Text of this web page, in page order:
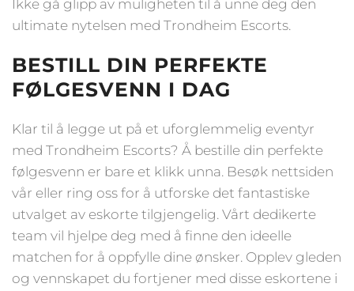
Ikke gå glipp av muligheten til å unne deg den
ultimate nytelsen med Trondheim Escorts.
BESTILL DIN PERFEKTE
FØLGESVENN I DAG
Klar til å legge ut på et uforglemmelig eventyr
med Trondheim Escorts? Å bestille din perfekte
følgesvenn er bare et klikk unna. Besøk nettsiden
vår eller ring oss for å utforske det fantastiske
utvalget av eskorte tilgjengelig. Vårt dedikerte
team vil hjelpe deg med å finne den ideelle
matchen for å oppfylle dine ønsker. Opplev gleden
og vennskapet du fortjener med disse eskortene i